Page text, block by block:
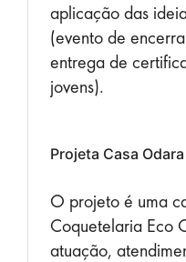
aplicação das
(evento de
entrega de
jovens).
Projeta Casa
O projeto é uma
Coquetelaria Eco
atuação,